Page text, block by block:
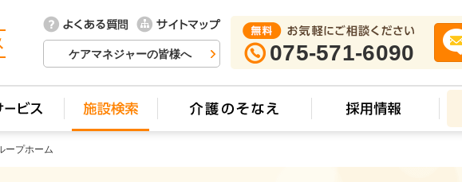
ケアマネジャーの皆様へ 075-571-6090
ープホーム